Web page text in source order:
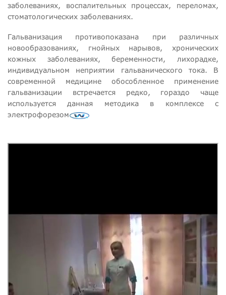
заболеваниях, воспалительных процессах, переломах,
стоматологических заболеваниях.
Гальванизация противопоказана при различных
новообразованиях, гнойных нарывов, хронических
кожных заболеваниях, беременности, лихорадке,
индивидуальном неприятии гальванического тока. В
современной медицине обособленное применение
гальванизации встречается редко, гораздо чаще
используется данная методика в комплексе с
электрофорезом